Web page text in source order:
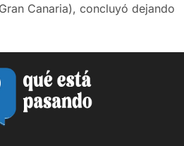
Canaria), concluyó dejando